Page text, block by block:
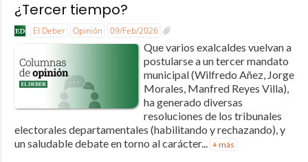
¿Tercer tiempo?
El Deber Opinión 09/Feb/2026
Que varios exalcaldes vuelvan a
postularse a un tercer mandato
municipal (Wilfredo Añez, Jorge
Morales, Manfred Reyes Villa),
ha generado diversas
resoluciones de los tribunales
electorales departamentales (habilitando y rechazando), y
un saludable debate en torno al carácter...
+ más